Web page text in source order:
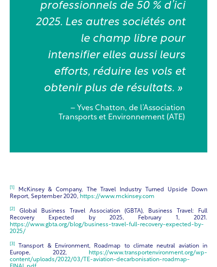
professionnels de 50 % d’ici
2025. Les autres sociétés ont
le champ libre pour
intensifier elles aussi leurs
efforts, réduire les vols et
obtenir plus de résultats. »
– Yves Chatton, de l’Association
Transports et Environnement (ATE)
[1]
McKinsey & Company, The Travel Industry Turned Upside Down
Report, September 2020, https://www.mckinsey.com
[2]
Global Business Travel Association (GBTA), Business Travel: Full
Recovery Expected by 2025, February 1, 2021.
https://www.gbta.org/blog/business-travel-full-recovery-expected-by-
2025/
[3]
Transport & Environment, Roadmap to climate neutral aviation in
Europe, 2022,
https://www.transportenvironment.org/wp-
content/uploads/2022/03/TE-aviation-decarbonisation-roadmap-